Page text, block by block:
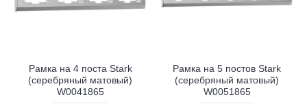
Рамка на 4 поста Stark
(серебряный матовый)
W0041865
Рамка на 5 постов Stark
(серебряный матовый)
W0051865